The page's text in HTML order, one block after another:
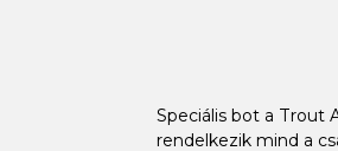
Speciális bot a Trout
rendelkezik mind a